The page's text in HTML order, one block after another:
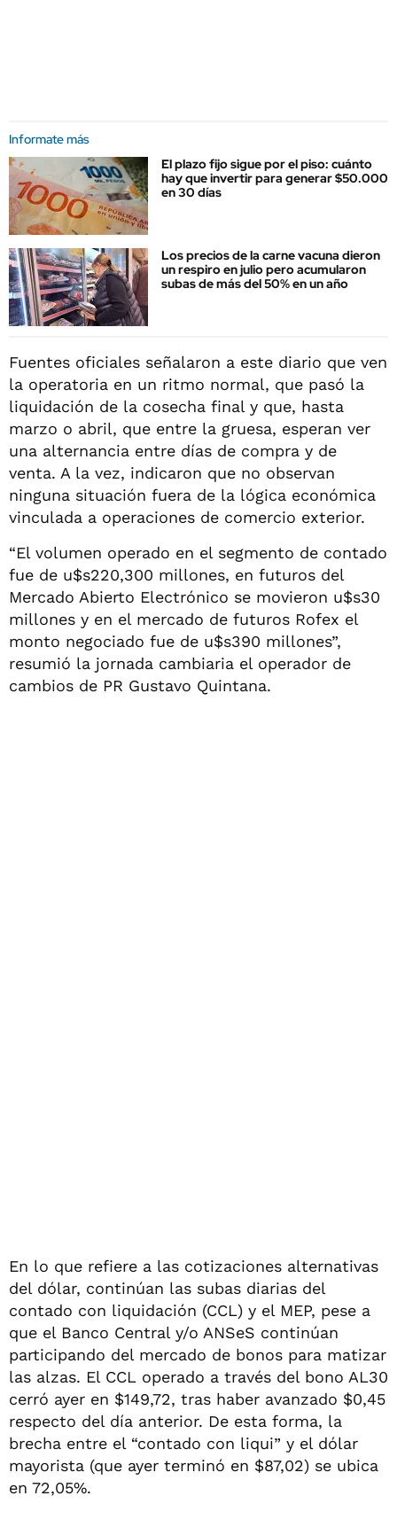
Informate más
El plazo fijo sigue por el piso: cuánto
hay que invertir para generar $50.000
en 30 días
Los precios de la carne vacuna dieron
un respiro en julio pero acumularon
subas de más del 50% en un año
Fuentes oficiales señalaron a este diario que ven
la operatoria en un ritmo normal, que pasó la
liquidación de la cosecha final y que, hasta
marzo o abril, que entre la gruesa, esperan ver
una alternancia entre días de compra y de
venta. A la vez, indicaron que no observan
ninguna situación fuera de la lógica económica
vinculada a operaciones de comercio exterior.
“El volumen operado en el segmento de contado
fue de u$s220,300 millones, en futuros del
Mercado Abierto Electrónico se movieron u$s30
millones y en el mercado de futuros Rofex el
monto negociado fue de u$s390 millones”,
resumió la jornada cambiaria el operador de
cambios de PR Gustavo Quintana.
En lo que refiere a las cotizaciones alternativas
del dólar, continúan las subas diarias del
contado con liquidación (CCL) y el MEP, pese a
que el Banco Central y/o ANSeS continúan
participando del mercado de bonos para matizar
las alzas. El CCL operado a través del bono AL30
cerró ayer en $149,72, tras haber avanzado $0,45
respecto del día anterior. De esta forma, la
brecha entre el “contado con liqui” y el dólar
mayorista (que ayer terminó en $87,02) se ubica
en 72,05%.